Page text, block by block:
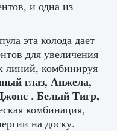
и одна из
эта колода дает
для увеличения
линий, комбинируя
глаз, Анжела,
. Белый Тигр,
комбинация,
на доску.